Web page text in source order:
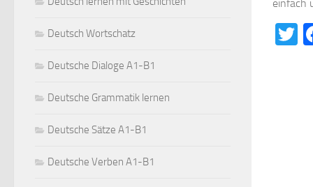
einfach
Deutsch Wortschatz
Deutsche Dialoge A1-B1
Deutsche Grammatik lernen
Deutsche Sätze A1-B1
Deutsche Verben A1-B1